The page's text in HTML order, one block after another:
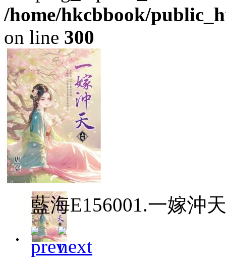
/home/hkcbbook/
on line 300
藍海E156001.一嫁沖